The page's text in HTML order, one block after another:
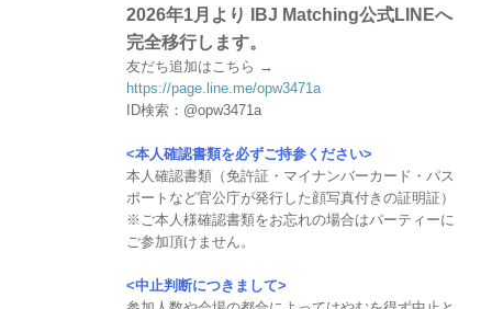
2026年1月より IBJ Matching公式LINEへ
完全移行します。
友だち追加はこちら →
https://page.line.me/opw3471a
ID検索：@opw3471a
<本人確認書類を必ずご持参ください>
本人確認書類（免許証・マイナンバーカード・パス
ポートなど官公庁が発行した顔写真付きの証明証）
※ご本人様確認書類をお忘れの場合はパーティーに
ご参加頂けません。
<中止判断につきまして>